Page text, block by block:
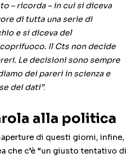
– ricorda – in cui si diceva
di tutta una serie di
e si diceva del
Il Cts non decide
Le decisioni sono sempre
dei pareri in scienza e
dei dati”.
alla politica
di questi giorni, infine,
che c’è “un giusto tentativo di